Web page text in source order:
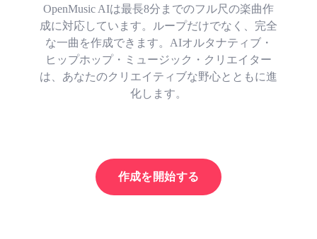
OpenMusic AIは最長8分までのフル尺の楽曲作
成に対応しています。ループだけでなく、完全
な一曲を作成できます。AIオルタナティブ・
ヒップホップ・ミュージック・クリエイター
は、あなたのクリエイティブな野心とともに進
化します。
作成を開始する